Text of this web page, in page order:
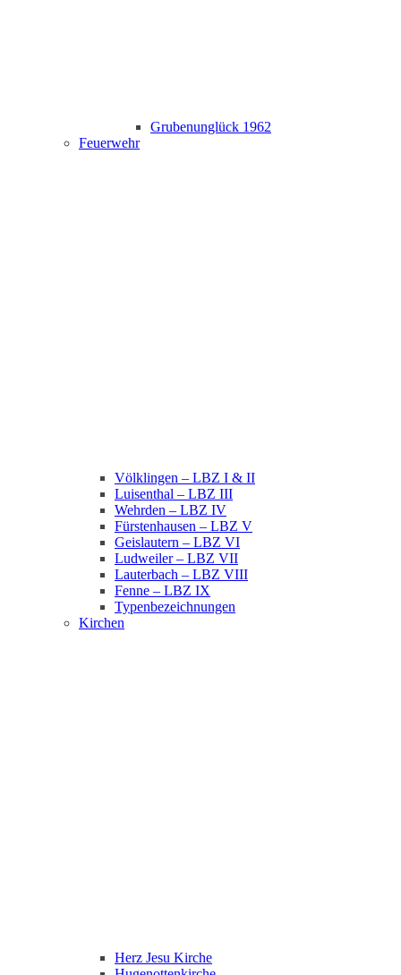
Grubenunglück 1962
Feuerwehr
Völklingen – LBZ I & II
Luisenthal – LBZ III
Wehrden – LBZ IV
Fürstenhausen – LBZ V
Geislautern – LBZ VI
Ludweiler – LBZ VII
Lauterbach – LBZ VIII
Fenne – LBZ IX
Typenbezeichnungen
Kirchen
Herz Jesu Kirche